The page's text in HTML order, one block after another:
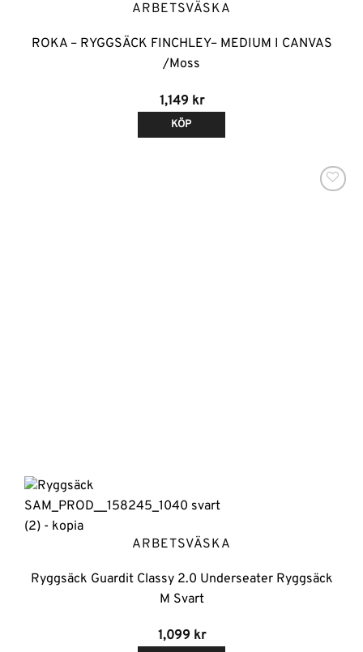
ARBETSVÄSKA
ROKA – RYGGSÄCK FINCHLEY– MEDIUM I CANVAS
/Moss
1,149 kr
KÖP
ARBETSVÄSKA
Ryggsäck Guardit Classy 2.0 Underseater Ryggsäck
M Svart
1,099 kr